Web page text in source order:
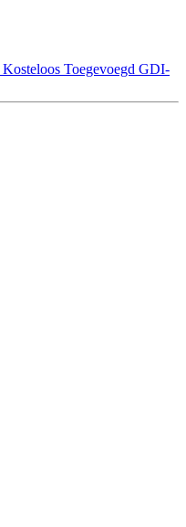
Kosteloos Toegevoegd GDI-